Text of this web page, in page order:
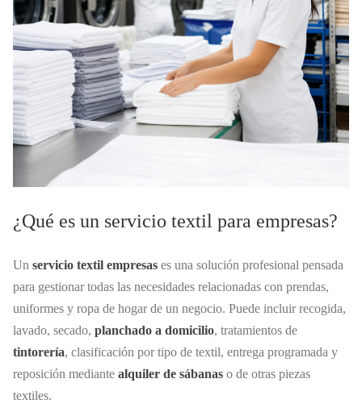
¿Qué es un servicio textil para empresas?
Un servicio textil empresas es una solución profesional pensada
para gestionar todas las necesidades relacionadas con prendas,
uniformes y ropa de hogar de un negocio. Puede incluir recogida,
lavado, secado, planchado a domicilio, tratamientos de
tintorería, clasificación por tipo de textil, entrega programada y
reposición mediante alquiler de sábanas o de otras piezas
textiles.